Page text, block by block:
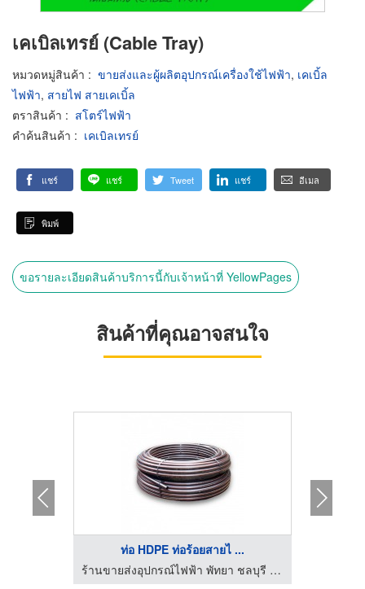
เคเบิลเทรย์ (Cable Tray)
หมวดหมู่สินค้า : ขายส่งและผู้ผลิตอุปกรณ์เครื่องใช้ไฟฟ้า, เคเบิ้ล
ไฟฟ้า, สายไฟ สายเคเบิ้ล
ตราสินค้า : สโตร์ไฟฟ้า
คำค้นสินค้า : เคเบิลเทรย์
แชร์ แชร์ Tweet แชร์ อีเมล
พิมพ์
ขอรายละเอียดสินค้าบริการนี้กับเจ้าหน้าที่ YellowPages
สินค้าที่คุณอาจสนใจ
ท่อ HDPE ท่อร้อยสายไ ...
ร้านขายส่งอุปกรณ์ไฟฟ้า พัทยา ชลบุรี - พี.ซี.อิเลคทริคกรุ๊ป